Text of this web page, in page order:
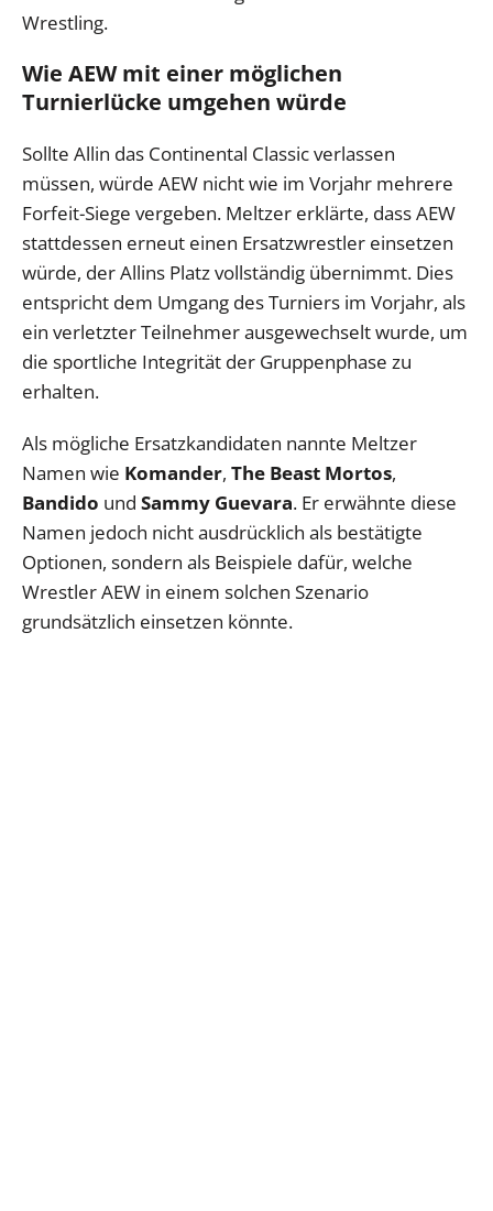
Wrestling.
Wie AEW mit einer möglichen
Turnierlücke umgehen würde
Sollte Allin das Continental Classic verlassen
müssen, würde AEW nicht wie im Vorjahr mehrere
Forfeit-Siege vergeben. Meltzer erklärte, dass AEW
stattdessen erneut einen Ersatzwrestler einsetzen
würde, der Allins Platz vollständig übernimmt. Dies
entspricht dem Umgang des Turniers im Vorjahr, als
ein verletzter Teilnehmer ausgewechselt wurde, um
die sportliche Integrität der Gruppenphase zu
erhalten.
Als mögliche Ersatzkandidaten nannte Meltzer
Namen wie Komander, The Beast Mortos,
Bandido und Sammy Guevara. Er erwähnte diese
Namen jedoch nicht ausdrücklich als bestätigte
Optionen, sondern als Beispiele dafür, welche
Wrestler AEW in einem solchen Szenario
grundsätzlich einsetzen könnte.